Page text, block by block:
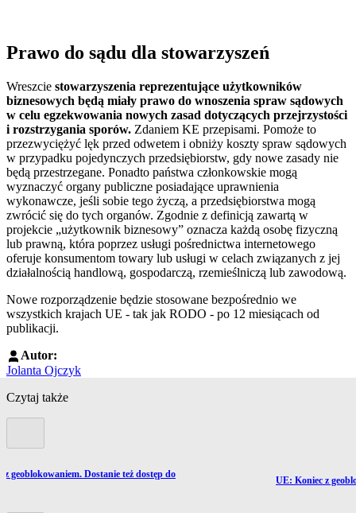
Prawo do sądu dla stowarzyszeń
Wreszcie stowarzyszenia reprezentujące użytkowników
biznesowych będą miały prawo do wnoszenia spraw sądowych
w celu egzekwowania nowych zasad dotyczących przejrzystości
i rozstrzygania sporów. Zdaniem KE przepisami. Pomoże to
przezwyciężyć lęk przed odwetem i obniży koszty spraw sądowych
w przypadku pojedynczych przedsiębiorstw, gdy nowe zasady nie
będą przestrzegane. Ponadto państwa członkowskie mogą
wyznaczyć organy publiczne posiadające uprawnienia
wykonawcze, jeśli sobie tego życzą, a przedsiębiorstwa mogą
zwrócić się do tych organów. Zgodnie z definicją zawartą w
projekcie „użytkownik biznesowy” oznacza każdą osobę fizyczną
lub prawną, która poprzez usługi pośrednictwa internetowego
oferuje konsumentom towary lub usługi w celach związanych z jej
działalnością handlową, gospodarczą, rzemieślniczą lub zawodową.
Nowe rozporządzenie będzie stosowane bezpośrednio we
wszystkich krajach UE - tak jak RODO - po 12 miesiącach od
publikacji.
Autor:
Jolanta Ojczyk
Czytaj także
z geoblokowaniem. Dostanie też dostęp do Przejdź do
UE: Koniec z